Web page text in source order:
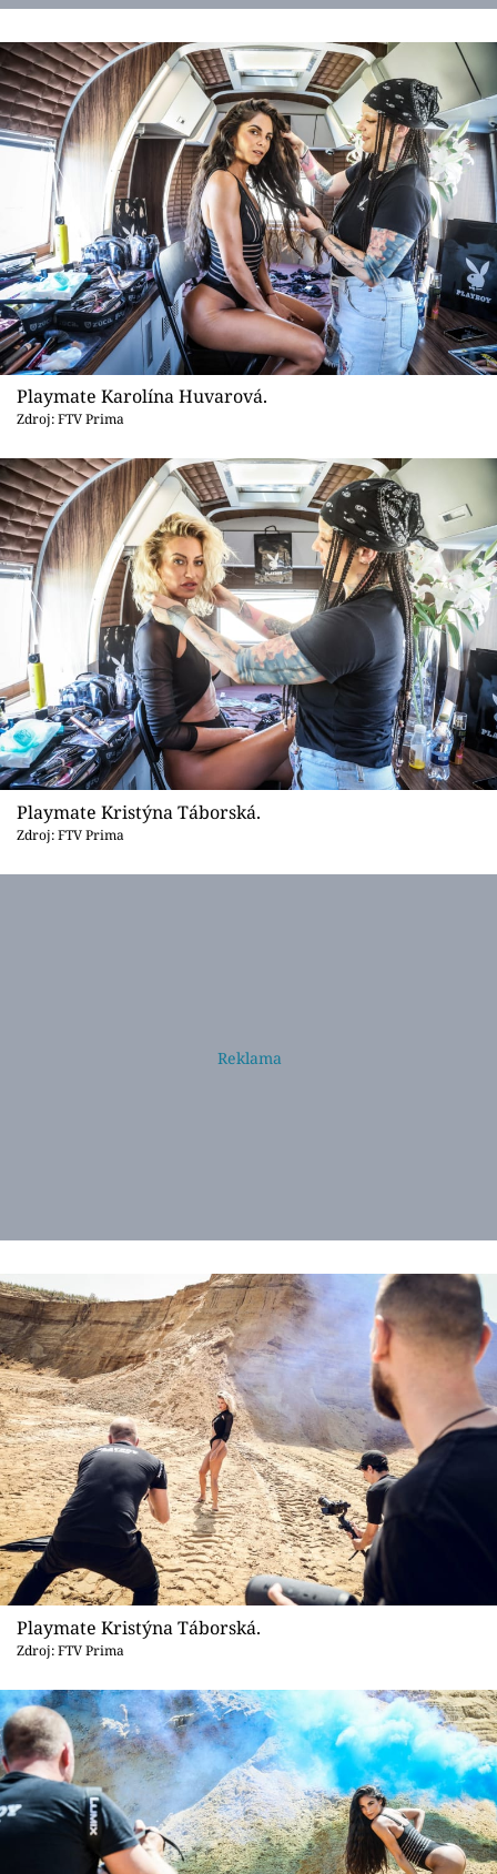
Playmate Karolína Huvarová.
Zdroj: FTV Prima
Playmate Kristýna Táborská.
Zdroj: FTV Prima
Playmate Kristýna Táborská.
Zdroj: FTV Prima